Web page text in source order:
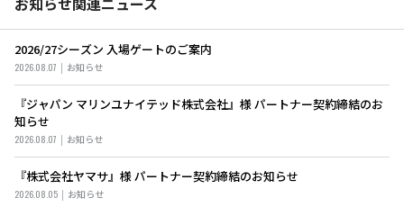
2026/27シーズン 入場ゲートのご案内
2026.08.07 お知らせ
『ジャパン マリンユナイテッド株式会社』様 パートナー契約締結のお
知らせ
2026.08.07 お知らせ
『株式会社ヤマサ』様 パートナー契約締結のお知らせ
2026.08.05 お知らせ